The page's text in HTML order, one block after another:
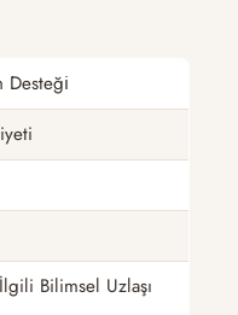
Desteği̇
Bilimsel Uzlaşı